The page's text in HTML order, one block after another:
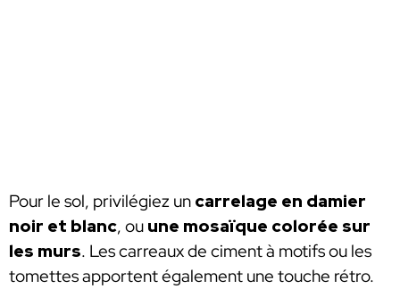
Pour le sol, privilégiez un carrelage en damier
noir et blanc, ou une mosaïque colorée sur
les murs. Les carreaux de ciment à motifs ou les
tomettes apportent également une touche rétro.